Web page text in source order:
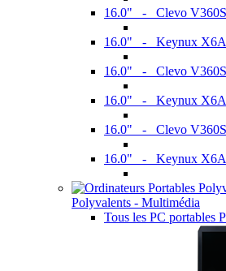
16.0" - Clevo
16.0" - Keynux
16.0" - Clevo
16.0" - Keynux
16.0" - Clevo
16.0" - Keynux
Polyvalents - Multimédia
Tous les PC portables